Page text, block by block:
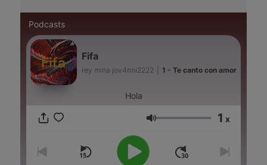
Podcasts
Fifa
rey mina jov4nni2222 1 - Te canto con amor
Hola
Volumen 1 x